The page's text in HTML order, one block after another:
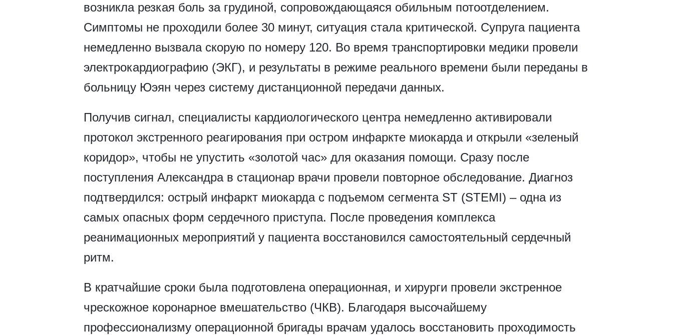
возникла резкая боль за грудиной, сопровождающаяся обильным потоотделением.
Симптомы не проходили более 30 минут, ситуация стала критической. Супруга пациента
немедленно вызвала скорую по номеру 120. Во время транспортировки медики провели
электрокардиографию (ЭКГ), и результаты в режиме реального времени были переданы в
больницу Юэян через систему дистанционной передачи данных.
Получив сигнал, специалисты кардиологического центра немедленно активировали
протокол экстренного реагирования при остром инфаркте миокарда и открыли «зеленый
коридор», чтобы не упустить «золотой час» для оказания помощи. Сразу после
поступления Александра в стационар врачи провели повторное обследование. Диагноз
подтвердился: острый инфаркт миокарда с подъемом сегмента ST (STEMI) – одна из
самых опасных форм сердечного приступа. После проведения комплекса
реанимационных мероприятий у пациента восстановился самостоятельный сердечный
ритм.
В кратчайшие сроки была подготовлена операционная, и хирурги провели экстренное
чрескожное коронарное вмешательство (ЧКВ). Благодаря высочайшему
профессионализму операционной бригады врачам удалось восстановить проходимость